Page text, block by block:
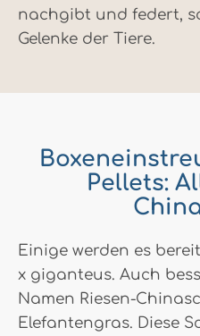
nachgibt und federt,
Gelenke der Tiere.
Pellets:
Einige werden es
x giganteus. Auch
Namen Riesen-
Elefantengras. Diese